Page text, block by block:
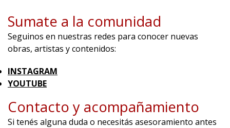
Sumate a la comunidad
Seguinos en nuestras redes para conocer nuevas
obras, artistas y contenidos:
INSTAGRAM
YOUTUBE
Contacto y acompañamiento
Si tenés alguna duda o necesitás asesoramiento antes